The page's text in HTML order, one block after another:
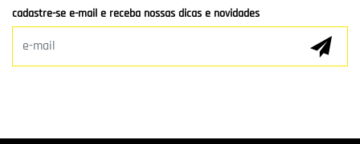
Marketing Digital
Desenvolvimento de app
cadastre-se e-mail e receba nossas dicas e novidades